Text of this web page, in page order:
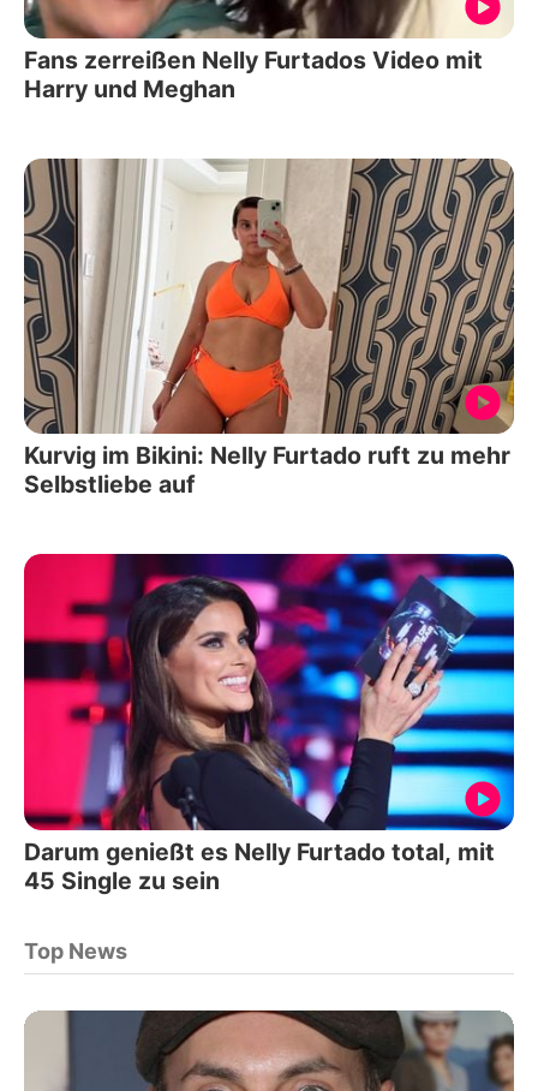
Fans zerreißen Nelly Furtados Video mit
Harry und Meghan
Kurvig im Bikini: Nelly Furtado ruft zu mehr
Selbstliebe auf
Darum genießt es Nelly Furtado total, mit
45 Single zu sein
Top News